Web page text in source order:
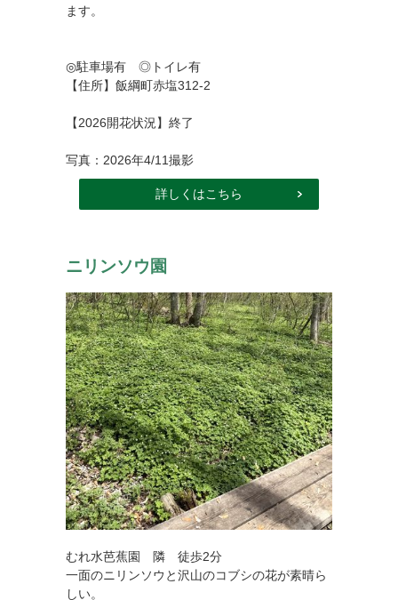
ます。
◎駐車場有 ◎トイレ有
【住所】飯綱町赤塩312-2
【2026開花状況】終了
写真：2026年4/11撮影
詳しくはこちら
ニリンソウ園
むれ水芭蕉園 隣 徒歩2分
一面のニリンソウと沢山のコブシの花が素晴ら
しい。